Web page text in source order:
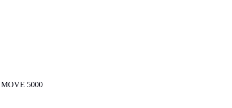
MOVE 5000